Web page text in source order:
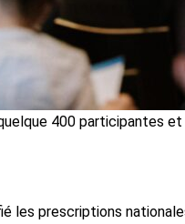
400 participantes
les prescriptions